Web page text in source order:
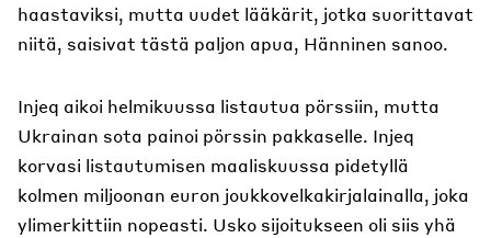
haastaviksi, mutta uudet lääkärit, jotka suorittavat
niitä, saisivat tästä paljon apua, Hänninen sanoo.
Injeq aikoi helmikuussa listautua pörssiin, mutta
Ukrainan sota painoi pörssin pakkaselle. Injeq
korvasi listautumisen maaliskuussa pidetyllä
kolmen miljoonan euron joukkovelkakirjalainalla, joka
ylimerkittiin nopeasti. Usko sijoitukseen oli siis yhä